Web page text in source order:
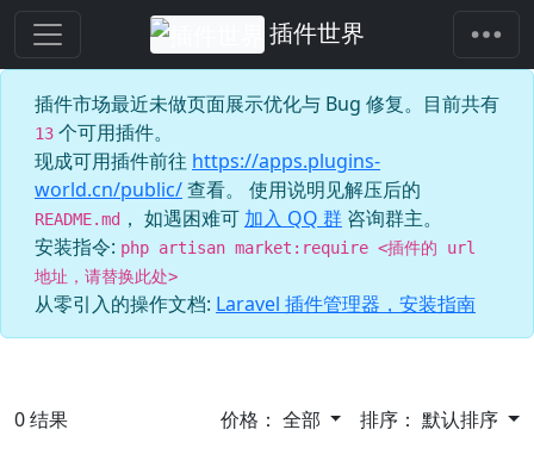
插件世界
插件市场最近未做页面展示优化与 Bug 修复。目前共有
13 个可用插件。
现成可用插件前往 https://apps.plugins-
world.cn/public/查看。 使用说明见解压后的
README.md ， 如遇困难可 加入 QQ 群 咨询群主。
安装指令: php artisan market:require <插件的 url
地址，请替换此处>
从零引入的操作文档: Laravel 插件管理器，安装指南
0结果 价格： 全部 排序：默认排序